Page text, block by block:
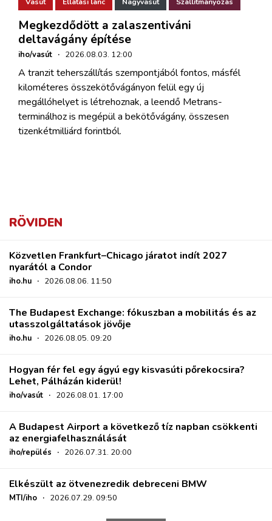
Megkezdődött a zalaszentiváni
deltavágány építése
iho/vasút · 2026.08.03. 12:00
A tranzit teherszállítás szempontjából fontos, másfél
kilométeres összekötővágányon felül egy új
megállóhelyet is létrehoznak, a leendő Metrans-
terminálhoz is megépül a bekötővágány, összesen
tizenkétmilliárd forintból.
RÖVIDEN
Közvetlen Frankfurt–Chicago járatot indít 2027
nyarától a Condor
iho.hu · 2026.08.06. 11:50
The Budapest Exchange: fókuszban a mobilitás és az
utasszolgáltatások jövője
iho.hu · 2026.08.05. 09:20
Hogyan fér fel egy ágyú egy kisvasúti pőrekocsira?
Lehet, Pálházán kiderül!
iho/vasút · 2026.08.01. 17:00
A Budapest Airport a következő tíz napban csökkenti
az energiafelhasználását
iho/repülés · 2026.07.31. 20:00
Elkészült az ötvenezredik debreceni BMW
MTI/iho · 2026.07.29. 09:50